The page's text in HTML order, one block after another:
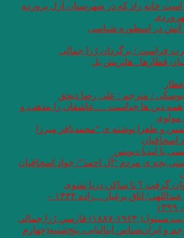
خانه زاد كه در شهرستان ازل پرورده
آتش در اسطوره شناسی
فراست / برگردان رُزا جمالی
قطارها . هانریش بل
/ مترجم : علی رضا ذیحق
دین ها جداست ….عاشقان را مذهب و
و طغرا نوشته ی “محمدباقر میرزا
با لیدیا دیویس
بچه ی مردم “آل احمد”/ جواد اسحاقیان
گرفت ؟ تا ساکن دریا نشوی
زنده یاد اصغر عبداللهی/ اتاق پرغبار…زاده ۱۳۳۴ –
فارسیِ رُزا جمالی
و ایران‌شناس ایتالیایی، پنج‌شنبه(چهارم